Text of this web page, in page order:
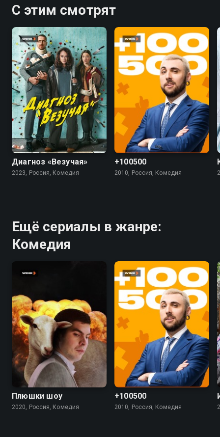
С этим смотрят
7.4
Диагноз «Везучая»
2023, Россия, Комедия
5.5 4.5
+100500
2010, Россия, Комедия
Ещё сериалы в жанре:
Комедия
6.9
Плюшки шоу
2020, Россия, Комедия
5.5 4.5
+100500
2010, Россия, Комедия